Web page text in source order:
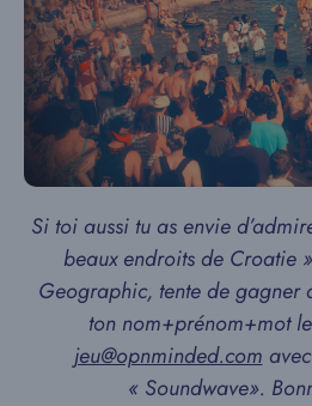
Si toi aussi tu as envie
beaux endroits de Croatie
Geographic, tente de gagner
ton nom+prénom+mot
jeu@opnminded.com
« Soundwave».